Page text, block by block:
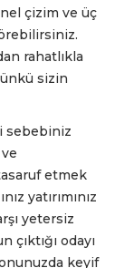
çizim ve üç
rahatlıkla
sizin
sebebiniz
etmek
yatırımınız
yetersiz
odayı
keyif